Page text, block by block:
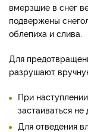
вмерзшие в снег
подвержены
облепиха и слива.
Для
разрушают
При
застаиваться не
Для отведения